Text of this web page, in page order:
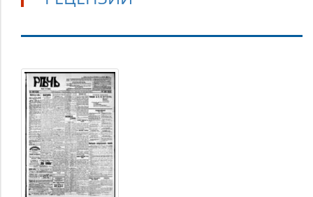
Статьи
о
литературе
и
искусстве.
Обзоры.
Рецензии